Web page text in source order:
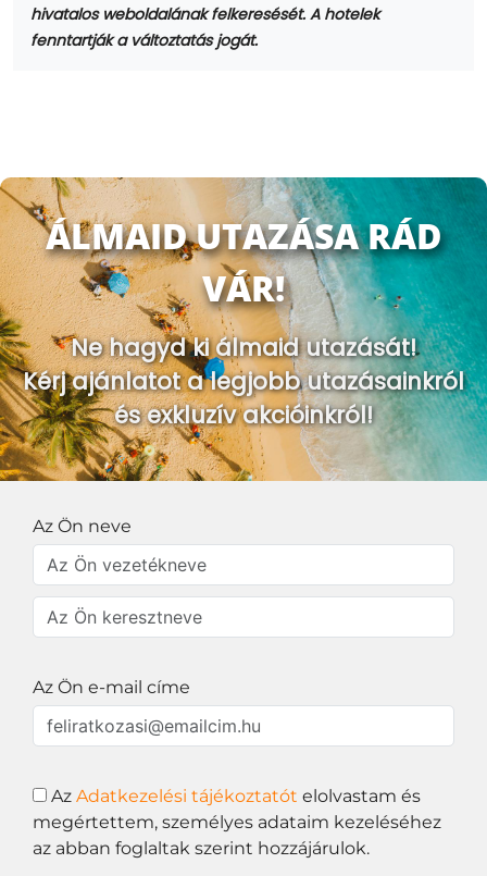
hivatalos weboldalának felkeresését. A hotelek
fenntartják a változtatás jogát.
ÁLMAID UTAZÁSA RÁD
VÁR!
Ne hagyd ki álmaid utazását!
Kérj ajánlatot a legjobb utazásainkról
és exkluzív akcióinkról!
Az Ön neve
Az Ön e-mail címe
Az Adatkezelési tájékoztatót elolvastam és
megértettem, személyes adataim kezeléséhez
az abban foglaltak szerint hozzájárulok.